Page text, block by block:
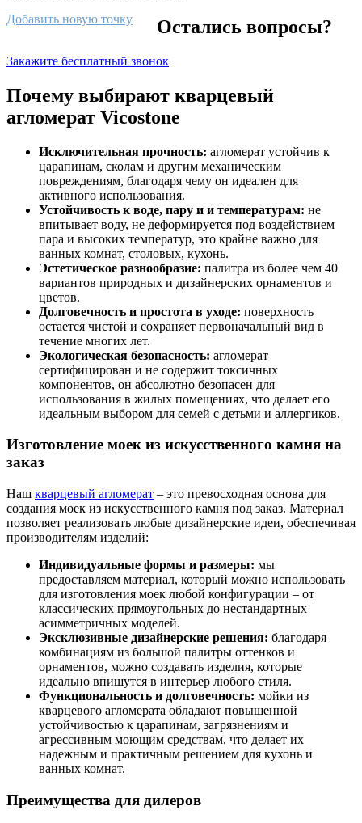
Добавить новую точку
Остались вопросы?
Закажите бесплатный звонок
Почему выбирают кварцевый
агломерат Vicostone
Исключительная прочность: агломерат устойчив к
царапинам, сколам и другим механическим
повреждениям, благодаря чему он идеален для
активного использования.
Устойчивость к воде, пару и и температурам: не
впитывает воду, не деформируется под воздействием
пара и высоких температур, это крайне важно для
ванных комнат, столовых, кухонь.
Эстетическое разнообразие: палитра из более чем 40
вариантов природных и дизайнерских орнаментов и
цветов.
Долговечность и простота в уходе: поверхность
остается чистой и сохраняет первоначальный вид в
течение многих лет.
Экологическая безопасность: агломерат
сертифицирован и не содержит токсичных
компонентов, он абсолютно безопасен для
использования в жилых помещениях, что делает его
идеальным выбором для семей с детьми и аллергиков.
Изготовление моек из искусственного камня на
заказ
Наш кварцевый агломерат – это превосходная основа для
создания моек из искусственного камня под заказ. Материал
позволяет реализовать любые дизайнерские идеи, обеспечивая
производителям изделий:
Индивидуальные формы и размеры: мы
предоставляем материал, который можно использовать
для изготовления моек любой конфигурации – от
классических прямоугольных до нестандартных
асимметричных моделей.
Эксклюзивные дизайнерские решения: благодаря
комбинациям из большой палитры оттенков и
орнаментов, можно создавать изделия, которые
идеально впишутся в интерьер любого стиля.
Функциональность и долговечность: мойки из
кварцевого агломерата обладают повышенной
устойчивостью к царапинам, загрязнениям и
агрессивным моющим средствам, что делает их
надежным и практичным решением для кухонь и
ванных комнат.
Преимущества для дилеров